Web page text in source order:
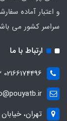
و اعتبار آماده
سراسر کشور می
ارتباط با ما
02166174496 09004018912 02166174309
تهران،